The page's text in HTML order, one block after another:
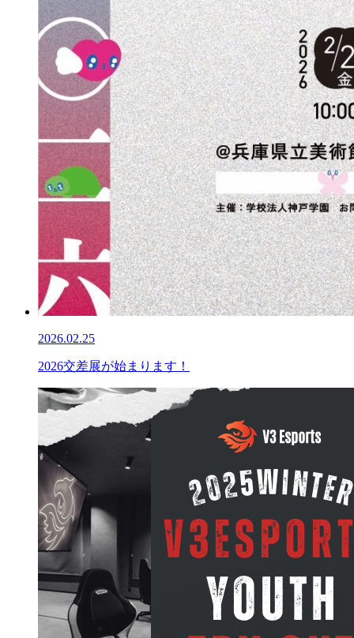
2026.02.25
2026交差展が始まります！